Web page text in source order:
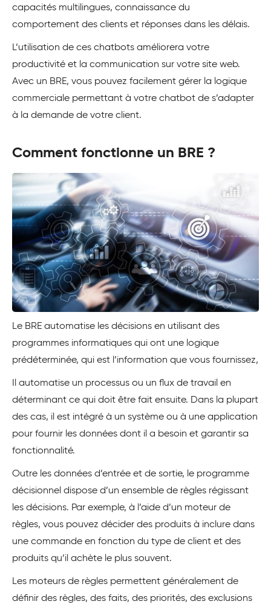
capacités multilingues, connaissance du
comportement des clients et réponses dans les délais.
L’utilisation de ces chatbots améliorera votre
productivité et la communication sur votre site web.
Avec un BRE, vous pouvez facilement gérer la logique
commerciale permettant à votre chatbot de s’adapter
à la demande de votre client.
Comment fonctionne un BRE ?
Le BRE automatise les décisions en utilisant des
programmes informatiques qui ont une logique
prédéterminée, qui est l’information que vous fournissez,
Il automatise un processus ou un flux de travail en
déterminant ce qui doit être fait ensuite. Dans la plupart
des cas, il est intégré à un système ou à une application
pour fournir les données dont il a besoin et garantir sa
fonctionnalité.
Outre les données d’entrée et de sortie, le programme
décisionnel dispose d’un ensemble de règles régissant
les décisions. Par exemple, à l’aide d’un moteur de
règles, vous pouvez décider des produits à inclure dans
une commande en fonction du type de client et des
produits qu’il achète le plus souvent.
Les moteurs de règles permettent généralement de
définir des règles, des faits, des priorités, des exclusions